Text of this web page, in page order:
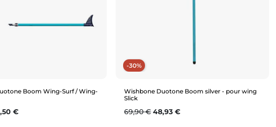
Boom Wing-Surf / Wing-
€
-30%
Wishbone Duotone Boom silver - pour wing
Slick
Prix de base
69,90 € Prix
48,93 €